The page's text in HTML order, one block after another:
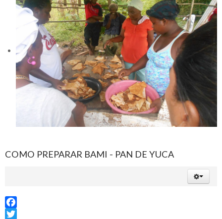
COMO PREPARAR BAMI - PAN DE YUCA
Facebook